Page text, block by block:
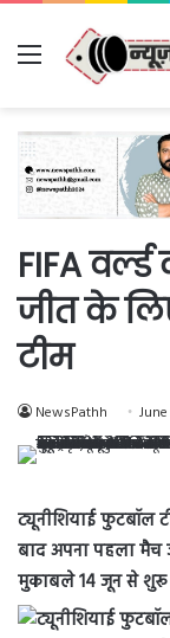
Menu
FIFA
जीत के
टीम
NewsPathh
ट्यूनीशियाई फुटबॉल
बाद अपना पहला मैच
मुकाबले 14 जून से शुरू